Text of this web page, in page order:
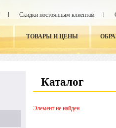
Скидки постоянным клиентам
ТОВАРЫ И ЦЕНЫ
Каталог
Элемент не найден.